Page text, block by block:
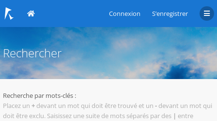
Connexion S’enregistrer
Rechercher
Recherche par mots-clés :
Placez un + devant un mot qui doit être trouvé et un - devant un mot qui
doit être exclu. Saisissez une suite de mots séparés par des | entre